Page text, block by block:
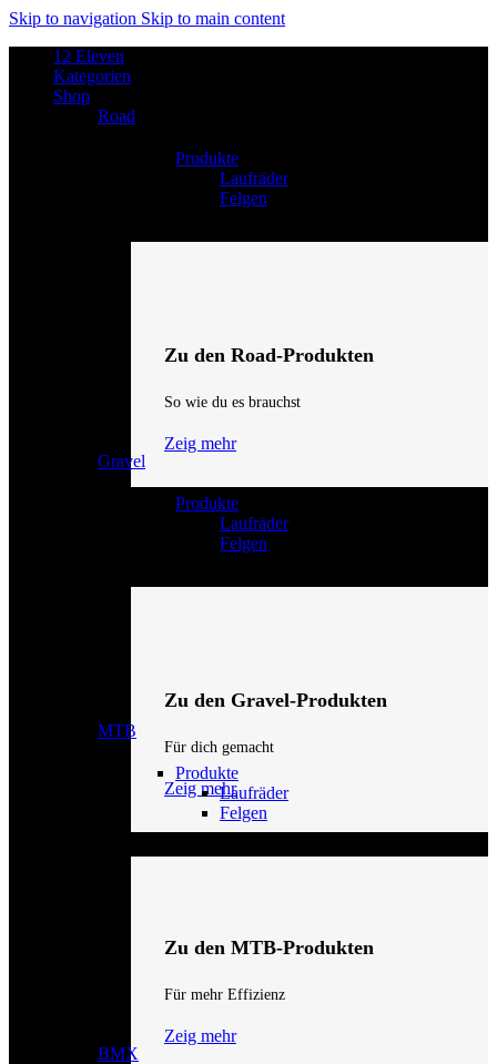
Skip to navigation Skip to main content
12 Eleven
Kategorien
Shop
Road
Produkte
Laufräder
Felgen
Zu den Road-Produkten
So wie du es brauchst
Zeig mehr
Gravel
Produkte
Laufräder
Felgen
Zu den Gravel-Produkten
Für dich gemacht
Zeig mehr
MTB
Produkte
Laufräder
Felgen
Zu den MTB-Produkten
Für mehr Effizienz
Zeig mehr
BMX